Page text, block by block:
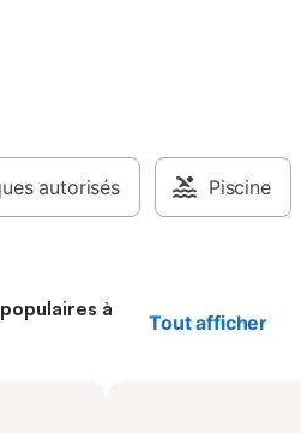
autorisés Piscine
à
Tout afficher